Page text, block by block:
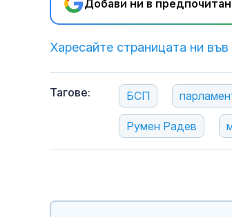
Добави ни в
Харесайте страницата ни
Тагове: БСП
Румен Радев